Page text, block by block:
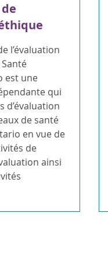
l’évaluation
est une
qui
d’évaluation
de santé
en vue de
de
ainsi